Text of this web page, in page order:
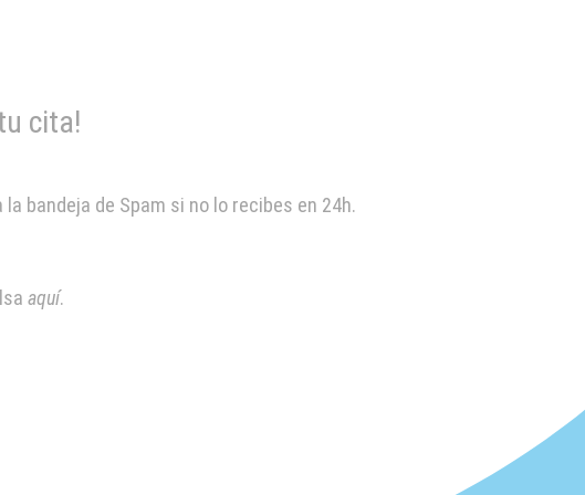
cita!
bandeja de Spam si no lo recibes en 24h.
aquí.